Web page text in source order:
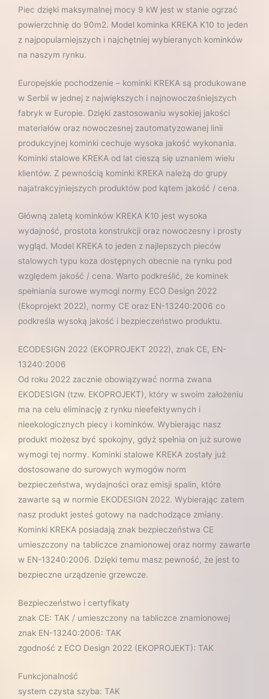
Piec dzięki maksymalnej mocy 9 kW jest w stanie ogrzać
powierzchnię do 90m2. Model kominka KREKA K10 to jeden
z najpopularniejszych i najchętniej wybieranych kominków
na naszym rynku.
Europejskie pochodzenie – kominki KREKA są produkowane
w Serbii w jednej z największych i najnowocześniejszych
fabryk w Europie. Dzięki zastosowaniu wysokiej jakości
materiałów oraz nowoczesnej zautomatyzowanej linii
produkcyjnej kominki cechuje wysoka jakość wykonania.
Kominki stalowe KREKA od lat cieszą się uznaniem wielu
klientów. Z pewnością kominki KREKA należą do grupy
najatrakcyjniejszych produktów pod kątem jakość / cena.
Główną zaletą kominków KREKA K10 jest wysoka
wydajność, prostota konstrukcji oraz nowoczesny i prosty
wygląd. Model KREKA to jeden z najlepszych pieców
stalowych typu koza dostępnych obecnie na rynku pod
względem jakość / cena. Warto podkreślić, że kominek
spełniania surowe wymogi normy ECO Design 2022
(Ekoprojekt 2022), normy CE oraz EN-13240:2006 co
podkreśla wysoką jakość i bezpieczeństwo produktu.
ECODESIGN 2022 (EKOPROJEKT 2022), znak CE, EN-
13240:2006
Od roku 2022 zacznie obowiązywać norma zwana
EKODESIGN (tzw. EKOPROJEKT), który w swoim założeniu
ma na celu eliminację z rynku nieefektywnych i
nieekologicznych piecy i kominków. Wybierając nasz
produkt możesz być spokojny, gdyż spełnia on już surowe
wymogi tej normy. Kominki stalowe KREKA zostały już
dostosowane do surowych wymogów norm
bezpieczeństwa, wydajności oraz emisji spalin, które
zawarte są w normie EKODESIGN 2022. Wybierając zatem
nasz produkt jesteś gotowy na nadchodzące zmiany.
Kominki KREKA posiadają znak bezpieczeństwa CE
umieszczony na tabliczce znamionowej oraz normy zawarte
w EN-13240:2006. Dzięki temu masz pewność, że jest to
bezpieczne urządzenie grzewcze.
Bezpieczeństwo i certyfikaty
znak CE: TAK / umieszczony na tabliczce znamionowej
znak EN-13240:2006: TAK
zgodność z ECO Design 2022 (EKOPROJEKT): TAK
Funkcjonalność
system czysta szyba: TAK